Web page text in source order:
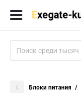
Блоки питания